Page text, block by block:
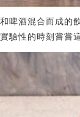
啤酒混合而成的
驗性的時刻嘗嘗